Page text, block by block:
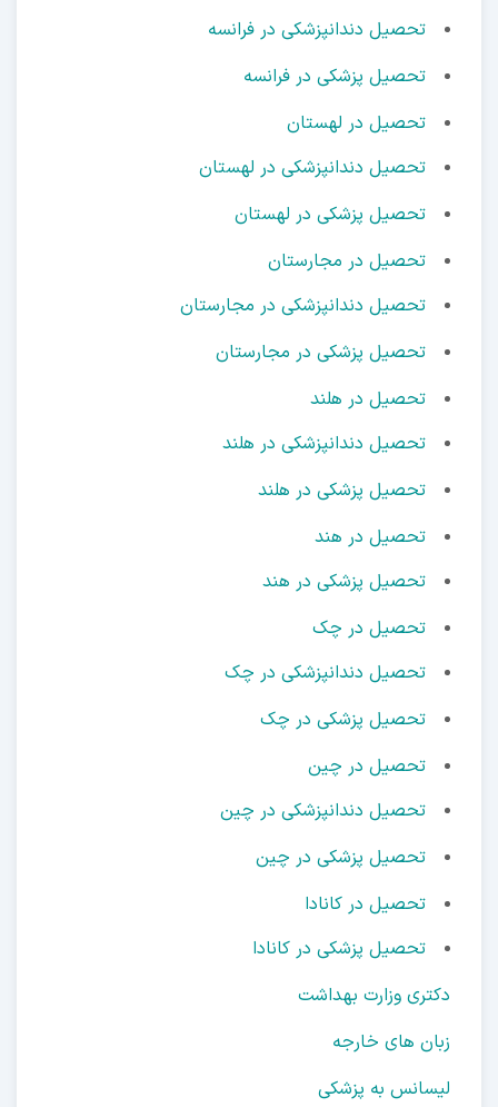
تحصیل دندانپزشکی در فرانسه
تحصیل پزشکی در فرانسه
تحصیل در لهستان
تحصیل دندانپزشکی در لهستان
تحصیل پزشکی در لهستان
تحصیل در مجارستان
تحصیل دندانپزشکی در مجارستان
تحصیل پزشکی در مجارستان
تحصیل در هلند
تحصیل دندانپزشکی در هلند
تحصیل پزشکی در هلند
تحصیل در هند
تحصیل پزشکی در هند
تحصیل در چک
تحصیل دندانپزشکی در چک
تحصیل پزشکی در چک
تحصیل در چین
تحصیل دندانپزشکی در چین
تحصیل پزشکی در چین
تحصیل در کانادا
تحصیل پزشکی در کانادا
دکتری وزارت بهداشت
زبان های خارجه
لیسانس به پزشکی